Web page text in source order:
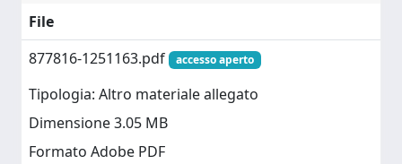
File
877816-1251163.pdf
accesso aperto
Tipologia: Altro materiale allegato
Dimensione 3.05 MB
Formato Adobe PDF